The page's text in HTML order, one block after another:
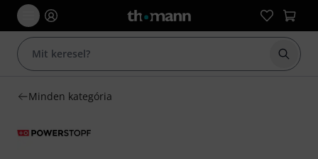
Minden kategória